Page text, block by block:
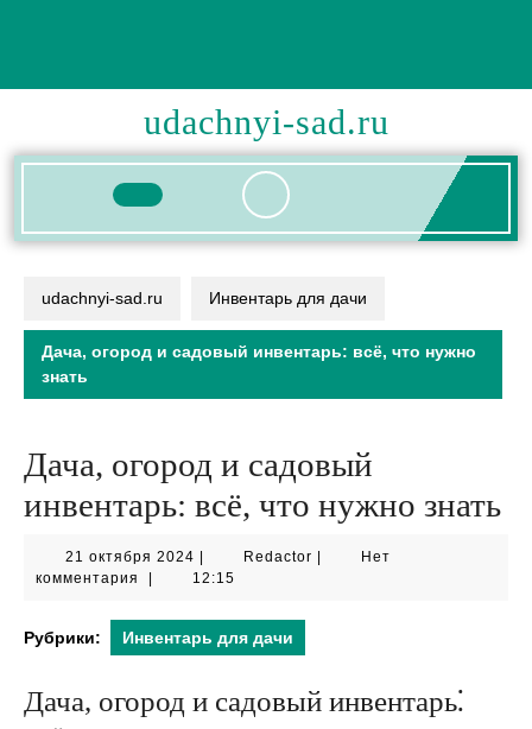
udachnyi-sad.ru
Кнопка
udachnyi-sad.ru Инвентарь для дачи
Дача, огород и садовый инвентарь: всё, что нужно
знать
Дача, огород и садовый
инвентарь: всё, что нужно знать
21 октября 2024 21
октября
RedactorRedactor
Нет
комментария
12:15
Рубрики: Инвентарь для дачи
Дача, огород и садовый инвентарь⁚